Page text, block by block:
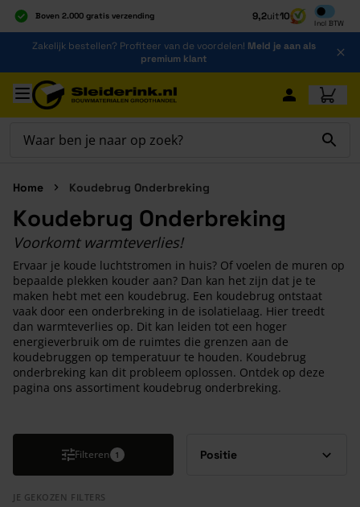
Boven 2.000 gratis verzending
Al 40 jaar dé specialist
Alles onder één dak
9,2uit10
Incl BTW
Inclusief
Ga naar de inhoud
Zakelijk bestellen? Profiteer van de voordelen! Meld je aan als
premium klant
Ga naar hoofdinhoud
Home Koudebrug Onderbreking
Koudebrug Onderbreking
Voorkomt warmteverlies!
Ervaar je koude luchtstromen in huis? Of voelen de muren op
bepaalde plekken kouder aan? Dan kan het zijn dat je te
maken hebt met een koudebrug. Een koudebrug ontstaat
vaak door een onderbreking in de isolatielaag. Hier treedt
dan warmteverlies op. Dit kan leiden tot een hoger
energieverbruik om de ruimtes die grenzen aan de
koudebruggen op temperatuur te houden. Koudebrug
onderbreking kan dit probleem oplossen. Ontdek op deze
pagina ons assortiment koudebrug onderbreking.
Filteren 1
JE GEKOZEN FILTERS